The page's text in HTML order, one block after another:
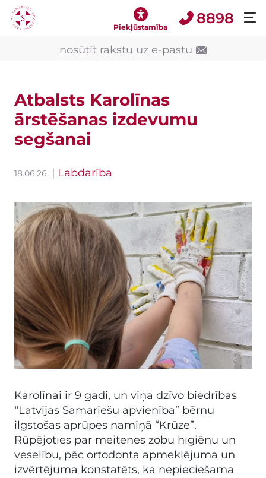
Piekļūstamība 8898
nosūtīt rakstu uz e-pastu
Atbalsts Karolīnas
ārstēšanas izdevumu
segšanai
18.06.26. | Labdarība
Karolīnai ir 9 gadi, un viņa dzīvo biedrības
“Latvijas Samariešu apvienība” bērnu
ilgstošas aprūpes namiņā “Krūze”.
Rūpējoties par meitenes zobu higiēnu un
veselību, pēc ortodonta apmeklējuma un
izvērtējuma konstatēts, ka nepieciešama